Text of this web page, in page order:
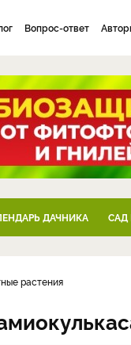
Вопрос-ответ
ДАЧНИКА САД
растения